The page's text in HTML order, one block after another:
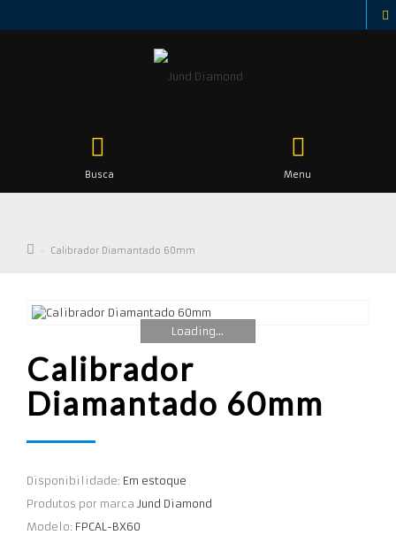
Menu
Busca
Calibrador Diamantado 60mm
Loading...
Calibrador
Diamantado 60mm
Disponibilidade: Em estoque
Produtos por marca Jund Diamond
Modelo: FPCAL-BX60